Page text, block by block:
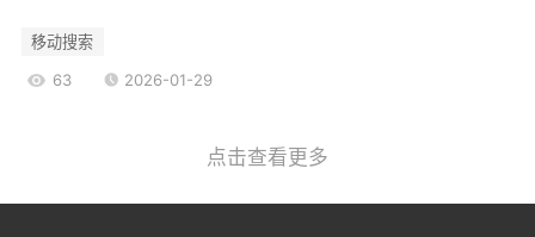
用何种设备访问网站，搜索引擎只需索引一个版本
的内容。这有助于集中权重，避免因多个版本而导
2.提高页面加载速度
移动搜索
63 2026-01-29
点击查看更多